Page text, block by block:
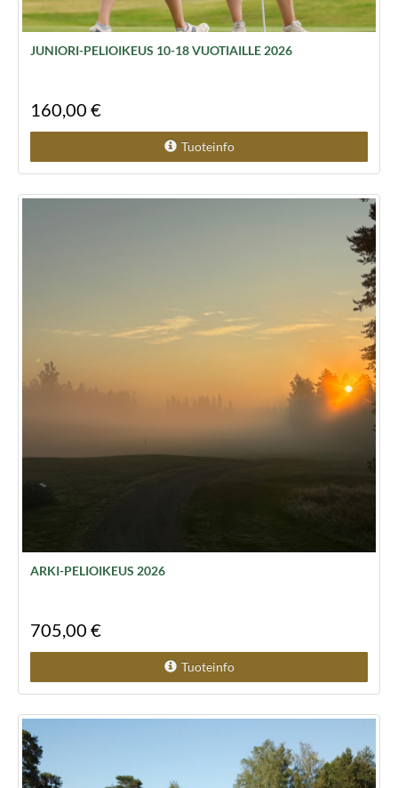
JUNIORI-PELIOIKEUS 10-18 VUOTIAILLE 2026
160,00 €
Tuoteinfo
ARKI-PELIOIKEUS 2026
705,00 €
Tuoteinfo